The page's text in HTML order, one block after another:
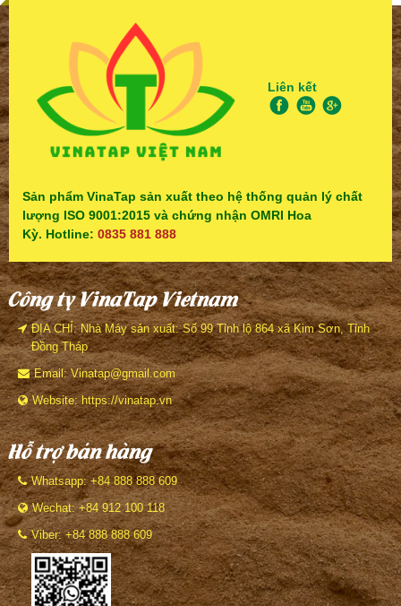
Liên kết
Sản phẩm VinaTap sản xuất theo hệ thống quản lý chất
lượng ISO 9001:2015 và chứng nhận OMRI Hoa
Kỳ. Hotline: 0835 881 888
Công ty VinaTap Vietnam
ĐỊA CHỈ: Nhà Máy sản xuất: Số 99 Tỉnh lộ 864 xã Kim Sơn, Tỉnh
Đồng Tháp
Email: Vinatap@gmail.com
Website: https://vinatap.vn
Hỗ trợ bán hàng
Whatsapp: +84 888 888 609
Wechat: +84 912 100 118
Viber: +84 888 888 609